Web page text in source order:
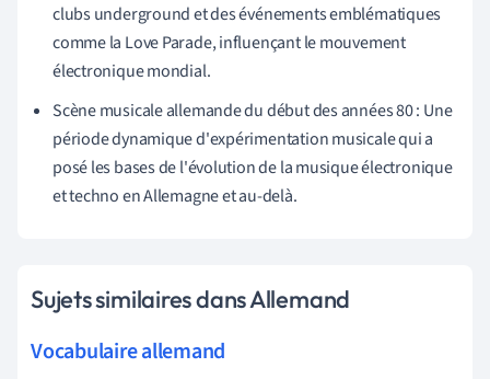
clubs underground et des événements emblématiques
comme la Love Parade, influençant le mouvement
électronique mondial.
Scène musicale allemande du début des années 80 : Une
période dynamique d'expérimentation musicale qui a
posé les bases de l'évolution de la musique électronique
et techno en Allemagne et au-delà.
Sujets similaires dans Allemand
Vocabulaire allemand